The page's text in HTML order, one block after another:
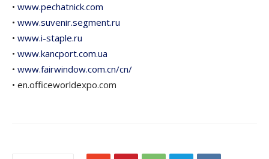
• www.pechatnick.com
• www.suvenir.segment.ru
• www.i-staple.ru
• www.kancport.com.ua
• www.fairwindow.com.cn/cn/
• en.officeworldexpo.com